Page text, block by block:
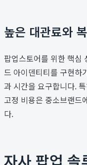
높은 대관료와
팝업스토어를 위한 핵심
드 아이덴티티를 구현하
과 시간을 요구합니다.
고정 비용은 중소브랜드
다.
자사 팝업 솔